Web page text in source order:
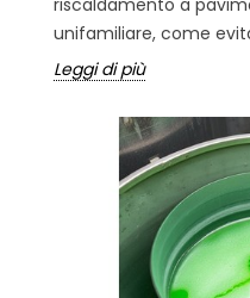
unifamiliare, come
Leggi di più